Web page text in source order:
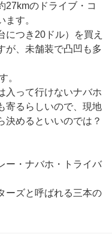
27kmのドライブ・コ
す。
につき20ドル）を買え
が、未舗装で凸凹も多
。
入って行けないナバホ
寄るらしいので、現地
決めるといいのでは？
ー・ナバホ・トライバ
ーズと呼ばれる三本の